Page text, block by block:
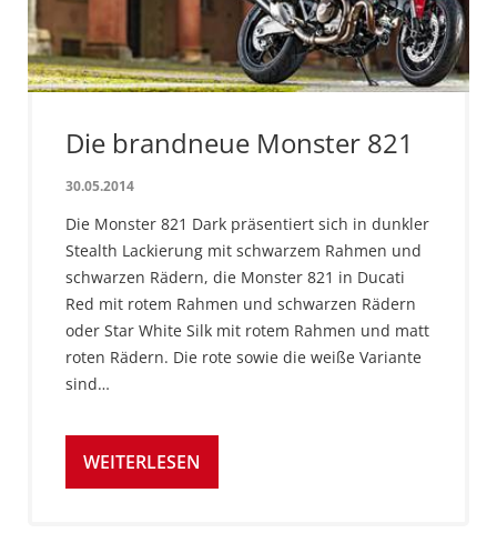
Die brandneue Monster 821
30.05.2014
Die Monster 821 Dark präsentiert sich in dunkler
Stealth Lackierung mit schwarzem Rahmen und
schwarzen Rädern, die Monster 821 in Ducati
Red mit rotem Rahmen und schwarzen Rädern
oder Star White Silk mit rotem Rahmen und matt
roten Rädern. Die rote sowie die weiße Variante
sind…
WEITERLESEN